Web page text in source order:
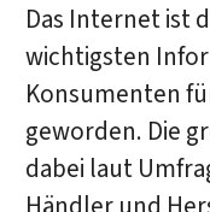
Das Internet ist
wichtigsten
Konsumenten
geworden. Die
dabei laut